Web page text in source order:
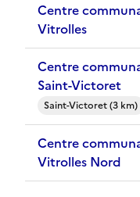
Centre communal d'action sociale (CCAS) -
Vitrolles
Centre communal d'action sociale (CCAS) -
Saint-Victoret
Saint-Victoret (3 km)
Centre communal d'action sociale (CCAS) -
Vitrolles Nord